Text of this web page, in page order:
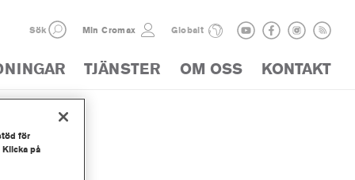
Sök Min Cromax Globalt
TJÄNSTER OM OSS KONTAKT
för
på